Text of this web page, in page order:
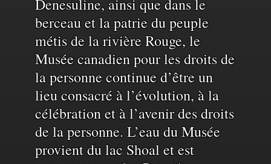
et
de
l'eau
Denesuline, ainsi que dans le
berceau et la patrie du peuple
métis de la rivière Rouge, le
Musée canadien pour les droits de
la personne continue d’être un
lieu consacré à l’évolution, à la
célébration et à l’avenir des droits
de la personne. L’eau du Musée
provient du lac Shoal et est